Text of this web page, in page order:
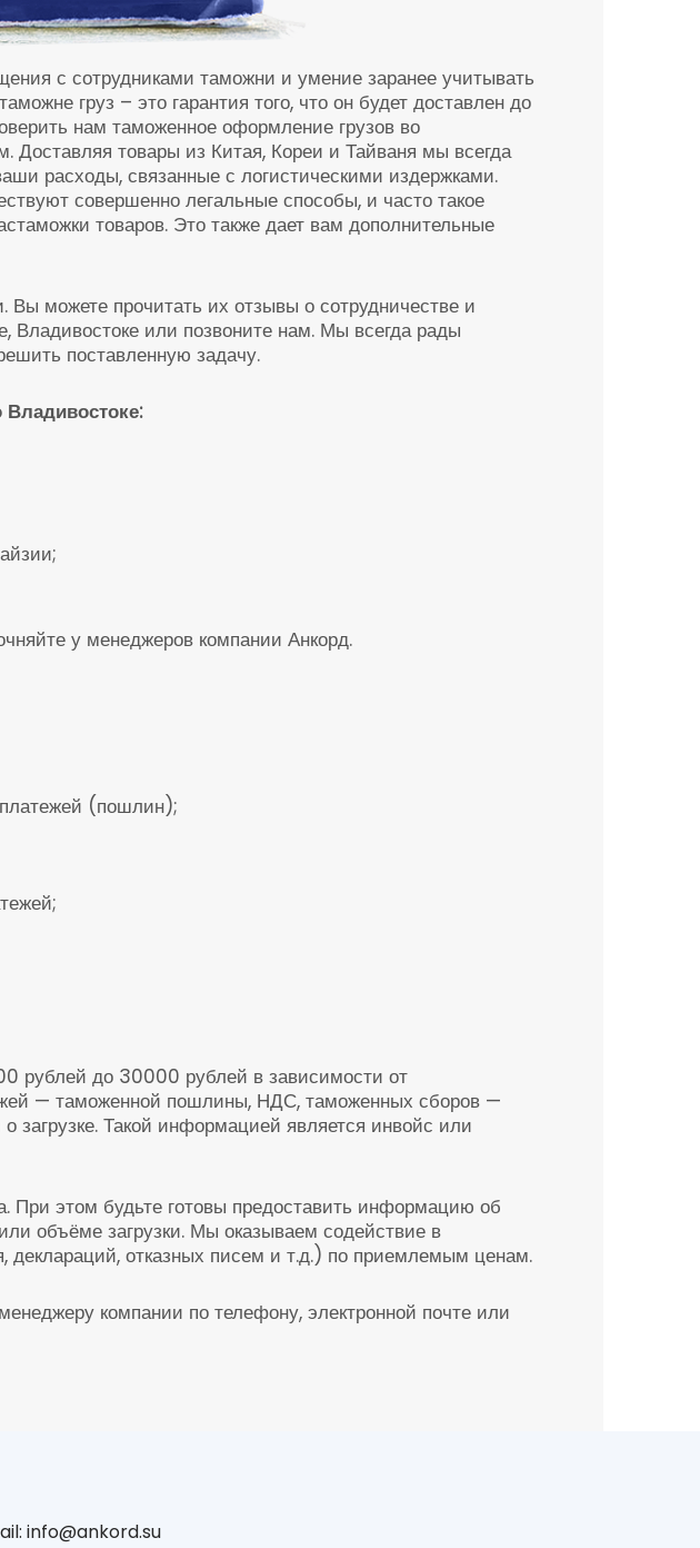
с сотрудниками таможни и умение заранее учитывать
груз – это гарантия того, что он будет доставлен до
нам таможенное оформление грузов во
товары из Китая, Кореи и Тайваня мы всегда
расходы, связанные с логистическими издержками.
совершенно легальные способы, и часто такое
товаров. Это также дает вам дополнительные
можете прочитать их отзывы о сотрудничестве и
или позвоните нам. Мы всегда рады
поставленную задачу.
у менеджеров компании Анкорд.
(пошлин);
рублей до 30000 рублей в зависимости от
— таможенной пошлины, НДС, таможенных сборов —
Такой информацией является инвойс или
При этом будьте готовы предоставить информацию об
объёме загрузки. Мы оказываем содействие в
деклараций, отказных писем и т.д.) по приемлемым ценам.
компании по телефону, электронной почте или
info@ankord.su